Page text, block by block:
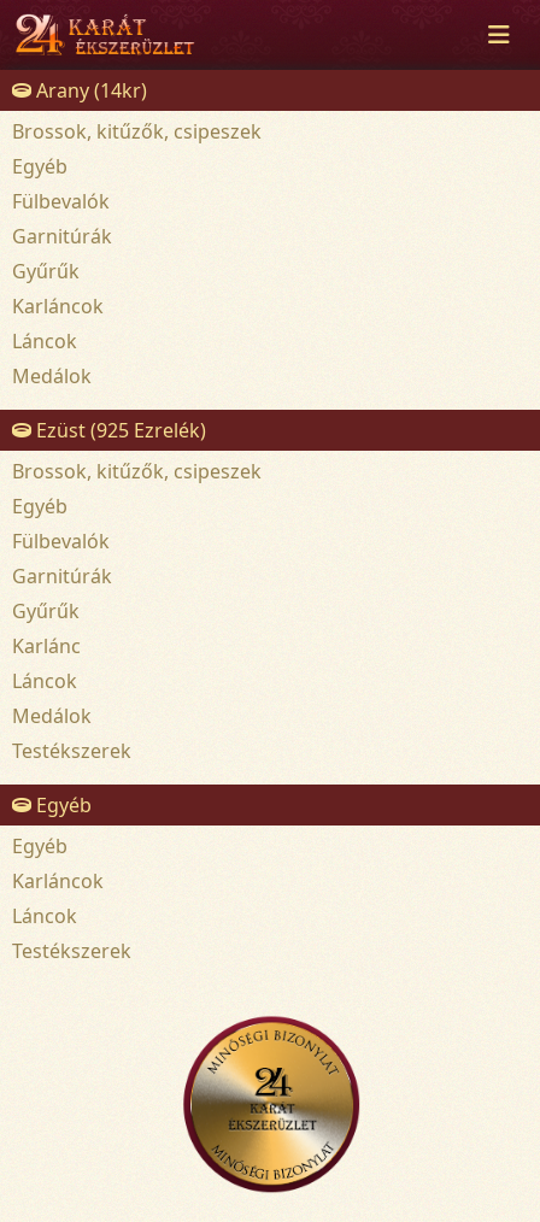
Arany (14kr)
Brossok, kitűzők, csipeszek
Egyéb
Fülbevalók
Garnitúrák
Gyűrűk
Karláncok
Láncok
Medálok
Ezüst (925 Ezrelék)
Brossok, kitűzők, csipeszek
Egyéb
Fülbevalók
Garnitúrák
Gyűrűk
Karlánc
Láncok
Medálok
Testékszerek
Egyéb
Egyéb
Karláncok
Láncok
Testékszerek